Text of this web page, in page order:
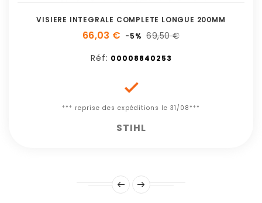
VISIERE INTEGRALE COMPLETE LONGUE 200MM
66,03 € -5% 69,50 €
Réf: 00008840253

*** reprise des expéditions le 31/08***
STIHL